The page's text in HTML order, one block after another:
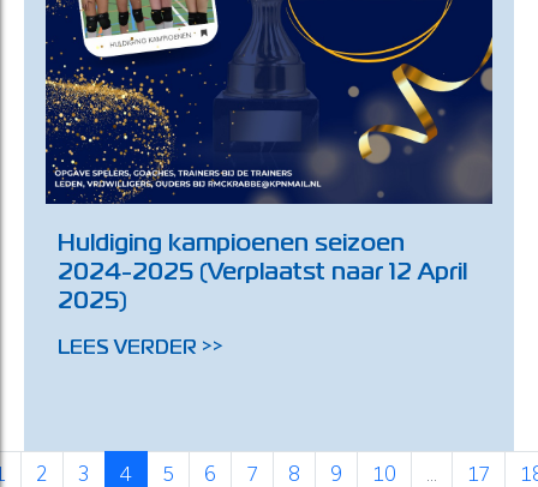
Huldiging kampioenen seizoen
2024-2025 (Verplaatst naar 12 April
2025)
LEES VERDER >>
2 3 4 5 6 7 8 9 10 17